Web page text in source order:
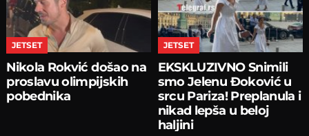
JETSET
Nikola Rokvić došao na
proslavu olimpijskih
pobednika
JETSET
EKSKLUZIVNO Snimili
smo Jelenu Ðoković u
srcu Pariza! Preplanula i
nikad lepša u beloj
haljini